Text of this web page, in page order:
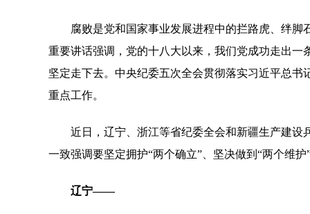
腐败是党和国家事业发展进程中的拦路虎、绊脚
重要讲话强调，党的十八大以来，我们党成功走出
坚定走下去。中央纪委五次全会贯彻落实习近平总书
重点工作。
近日，辽宁、浙江等省纪委全会和新疆生产建设
一致强调要坚定拥护“两个确立”、坚决做到“两个维
辽宁——